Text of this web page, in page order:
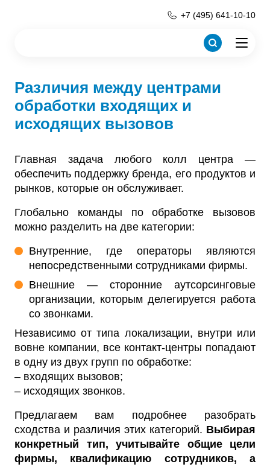
+7 (495) 641-10-10
Различия между центрами
обработки входящих и
исходящих вызовов
Главная задача любого колл центра —
обеспечить поддержку бренда, его продуктов и
рынков, которые он обслуживает.
Глобально команды по обработке вызовов
можно разделить на две категории:
Внутренние, где операторы являются
непосредственными сотрудниками фирмы.
Внешние — сторонние аутсорсинговые
организации, которым делегируется работа
со звонками.
Независимо от типа локализации, внутри или
вовне компании, все контакт-центры попадают
в одну из двух групп по обработке:
– входящих вызовов;
– исходящих звонков.
Предлагаем вам подробнее разобрать
сходства и различия этих категорий. Выбирая
конкретный тип, учитывайте общие цели
фирмы, квалификацию сотрудников, а